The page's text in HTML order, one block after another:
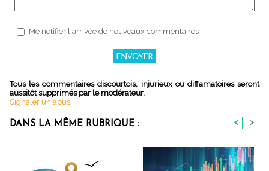
Me notifier l'arrivée de nouveaux commentaires
Tous les commentaires discourtois, injurieux ou diffamatoires seront
aussitôt supprimés par le modérateur.
Signaler un abus
DANS LA MÊME RUBRIQUE : < >